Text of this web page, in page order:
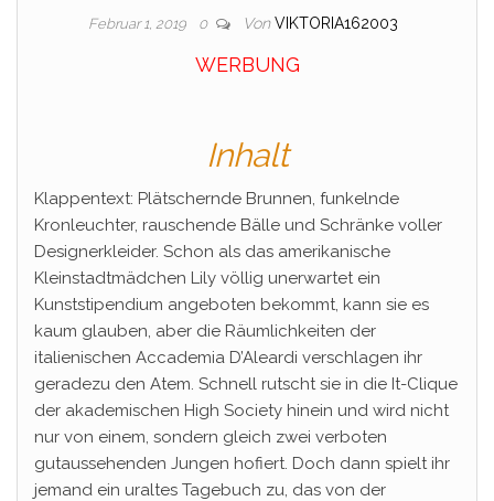
Februar 1, 2019 0 Von VIKTORIA162003
WERBUNG
Inhalt
Klappentext: Plätschernde Brunnen, funkelnde
Kronleuchter, rauschende Bälle und Schränke voller
Designerkleider. Schon als das amerikanische
Kleinstadtmädchen Lily völlig unerwartet ein
Kunststipendium angeboten bekommt, kann sie es
kaum glauben, aber die Räumlichkeiten der
italienischen Accademia D’Aleardi verschlagen ihr
geradezu den Atem. Schnell rutscht sie in die It-Clique
der akademischen High Society hinein und wird nicht
nur von einem, sondern gleich zwei verboten
gutaussehenden Jungen hofiert. Doch dann spielt ihr
jemand ein uraltes Tagebuch zu, das von der